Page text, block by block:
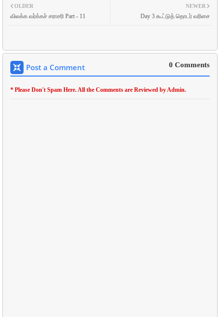
NEWER
Day 3 கூட்டுத் தொடர் வரிசை
OLDER
விலக்க வர்க்கச் சராசரி Part - 11
Post a Comment 0 Comments
* Please Don't Spam Here. All the Comments are Reviewed by Admin.